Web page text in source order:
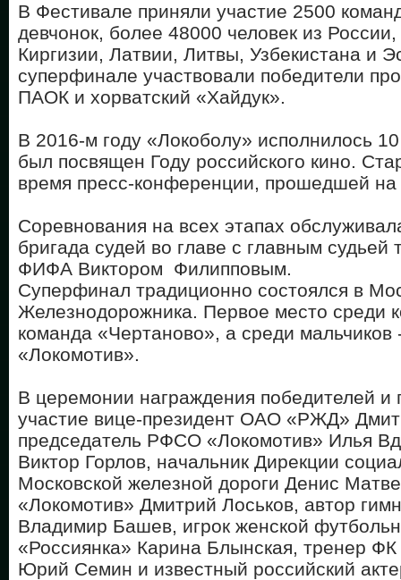
В Фестивале приняли участие 2500
девчонок, более 48000 человек из
Киргизии, Латвии, Литвы, Узбекистана и
суперфинале участвовали победители
ПАОК и хорватский «Хайдук».
В 2016-м году «Локоболу» исполнилось
был посвящен Году российского кино.
время пресс-конференции, прошедшей
Соревнования на всех этапах
бригада судей во главе с главным судьей
ФИФА Виктором Филипповым.
Суперфинал традиционно состоялся в
Железнодорожника. Первое место среди
команда «Чертаново», а среди мальчиков
«Локомотив».
В церемонии награждения победителей и
участие вице-президент ОАО «РЖД»
председатель РФСО «Локомотив» Илья
Виктор Горлов, начальник Дирекции
Московской железной дороги Денис
«Локомотив» Дмитрий Лоськов, автор
Владимир Башев, игрок женской
«Россиянка» Карина Блынская, тренер
Юрий Семин и известный российский